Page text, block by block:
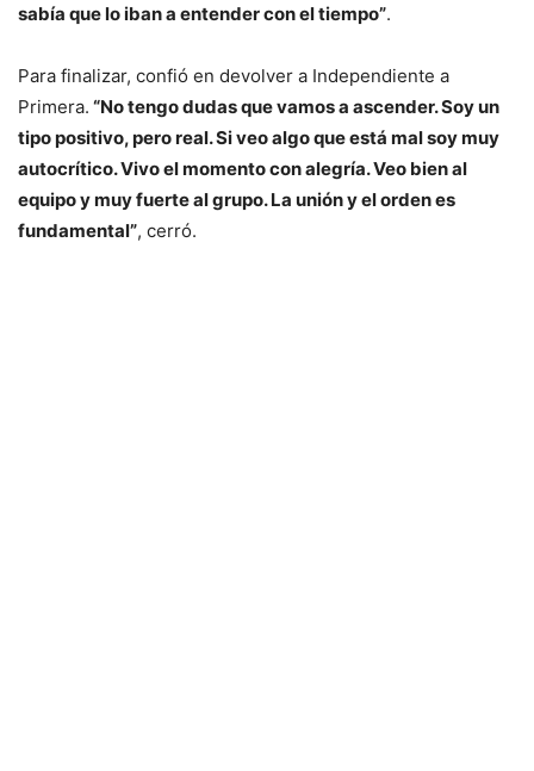
sabía que lo iban a entender con el tiempo”.
Para finalizar, confió en devolver a Independiente a
Primera. “No tengo dudas que vamos a ascender. Soy un
tipo positivo, pero real. Si veo algo que está mal soy muy
autocrítico. Vivo el momento con alegría. Veo bien al
equipo y muy fuerte al grupo. La unión y el orden es
fundamental”, cerró.